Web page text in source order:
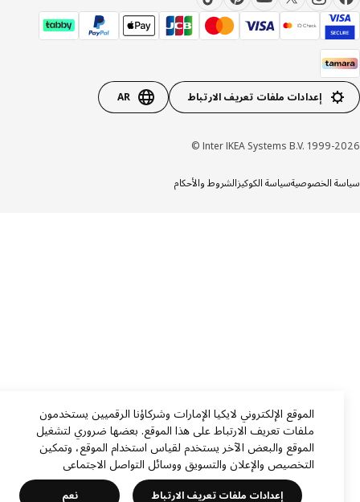
إعدادات ملفات تعريف الارتباط AR
Inter IKEA Systems B.V. 1999-
الخصوصيةسياسة الكوكيزالشروط والأحكام
الموقع الإلكتروني لايكيا الإمارات وشركاؤنا الرقميين يستخدمون
ملفات تعريف الارتباط على هذا الموقع. بعضها ضروري لتشغيل
الموقع والبعض الآخر يستخدم لقياس استخدام الموقع، وتمكين
التخصيص والإعلان والتسويق ووسائل التواصل الاجتماعي
إعدادات ملفات تعريف الارتباط نعم